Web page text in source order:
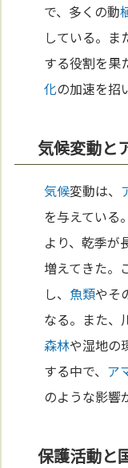
で、多くの動
している。ま
する役割を果
化の加速を招
気候変動と
気候変動は、
を与えている
より、乾季が
増えてきた。
し、 魚類やそ
なる。また、
森林や湿地の
する中で、 ア
のような影響
保護活動と